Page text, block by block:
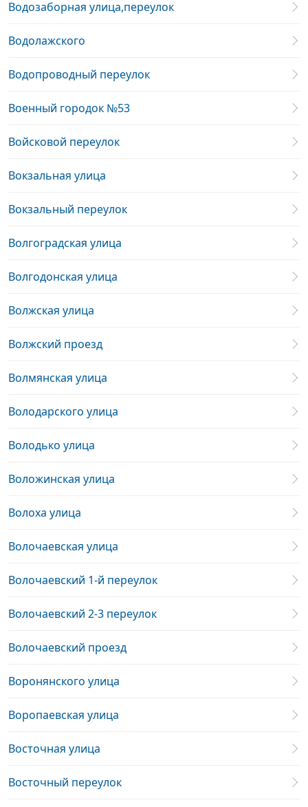
Водозаборная улица,переулок
Водолажского
Водопроводный переулок
Военный городок №53
Войсковой переулок
Вокзальная улица
Вокзальный переулок
Волгоградская улица
Волгодонская улица
Волжская улица
Волжский проезд
Волмянская улица
Володарского улица
Володько улица
Воложинская улица
Волоха улица
Волочаевская улица
Волочаевский 1-й переулок
Волочаевский 2-3 переулок
Волочаевский проезд
Воронянского улица
Воропаевская улица
Восточная улица
Восточный переулок